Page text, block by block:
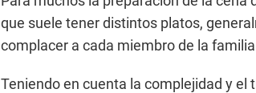
que suele tener distintos platos,
complacer a cada miembro de la
Teniendo en cuenta la complejidad y